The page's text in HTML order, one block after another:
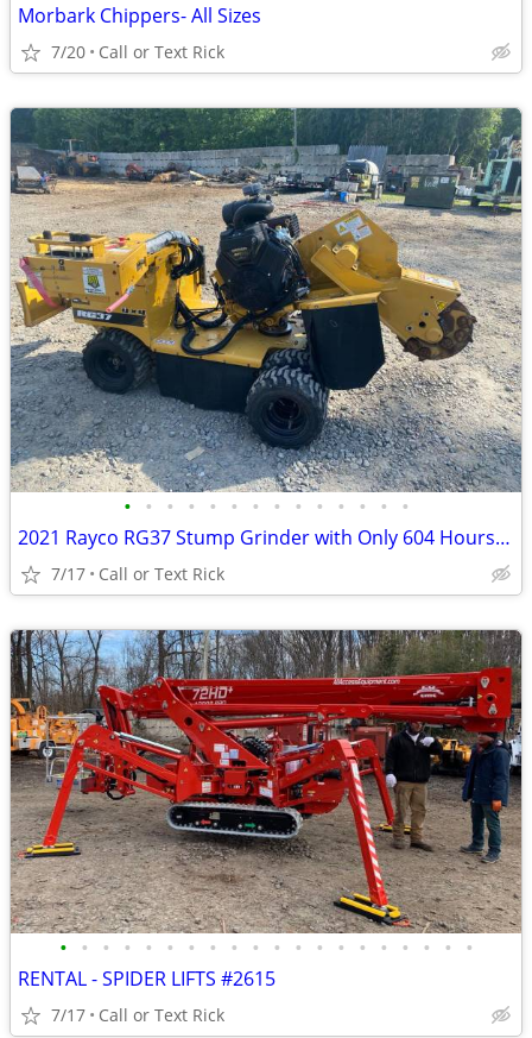
Morbark Chippers- All Sizes
7/20 Call or Text Rick
• • • • • • • • • • • • • •
2021 Rayco RG37 Stump Grinder with Only 604 Hours!!! #4965
7/17 Call or Text Rick
• • • • • • • • • • • • • • • • • • • •
RENTAL - SPIDER LIFTS #2615
7/17 Call or Text Rick